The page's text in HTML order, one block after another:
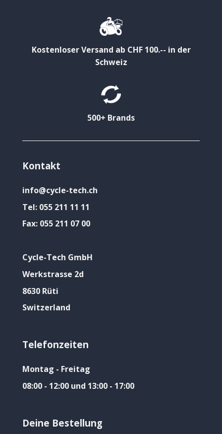
Kostenloser Versand ab CHF 100.-- in der
Schweiz
500+ Brands
Kontakt
info@cycle-tech.ch
Tel: 055 211 11 11
Fax: 055 211 07 00
Cycle-Tech GmbH
Werkstrasse 2d
8630 Rüti
Switzerland
Telefonzeiten
Montag - Freitag
08:00 - 12:00 und 13:00 - 17:00
Deine Bestellung